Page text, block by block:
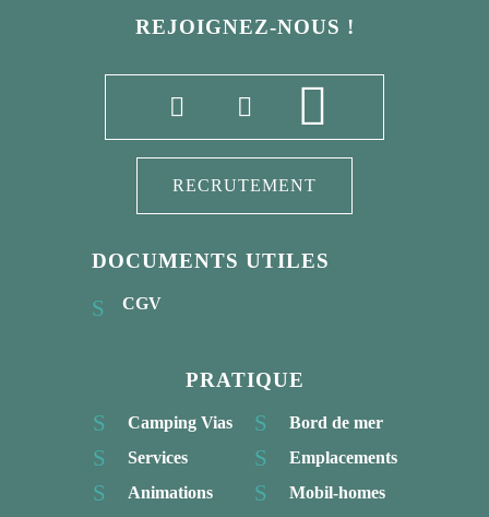
REJOIGNEZ-NOUS !
RECRUTEMENT
DOCUMENTS UTILES
CGV
PRATIQUE
Camping Vias
Services
Animations
Bord de mer
Emplacements
Mobil-homes